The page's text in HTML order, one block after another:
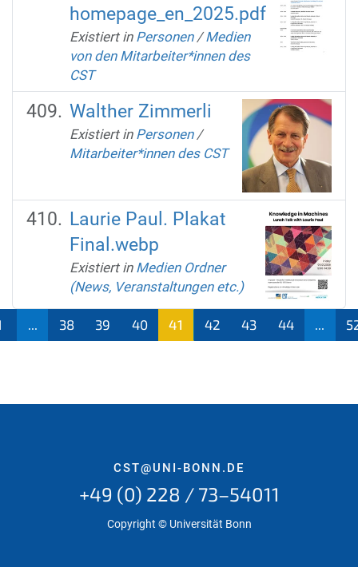
homepage_en_2025.pdf
Existiert in Personen /Medien
von den Mitarbeiter*innen des
CST
Walther Zimmerli
Existiert in Personen /
Mitarbeiter*innen des CST
Laurie Paul. Plakat
Final.webp
Existiert in Medien Ordner
(News, Veranstaltungen etc.)
38 39 40
41
42 43 44
CST@UNI-BONN.DE
+49 (0) 228 / 73–54011
Copyright © Universität Bonn